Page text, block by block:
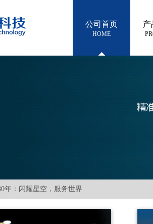
公司首页
HOME
产
在轨全面升级
年：闪耀星空，服务世界
组卫星成功发射
在轨全面升级
年：闪耀星空，服务世界